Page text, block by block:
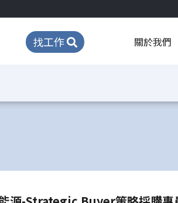
找工作 關於我們